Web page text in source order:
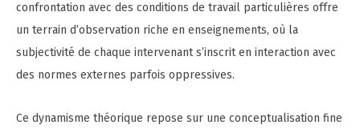
confrontation avec des conditions de travail particulières offre
un terrain d’observation riche en enseignements, où la
subjectivité de chaque intervenant s’inscrit en interaction avec
des normes externes parfois oppressives.
Ce dynamisme théorique repose sur une conceptualisation fine